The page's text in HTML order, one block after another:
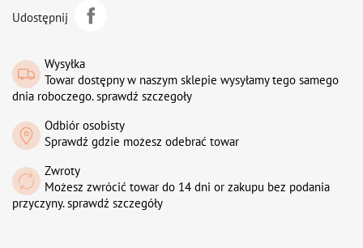
Udostępnij
Wysyłka
Towar dostępny w naszym sklepie wysyłamy tego samego
dnia roboczego. sprawdź szczegoły
Odbiór osobisty
Sprawdź gdzie możesz odebrać towar
Zwroty
Możesz zwrócić towar do 14 dni or zakupu bez podania
przyczyny. sprawdź szczegóły